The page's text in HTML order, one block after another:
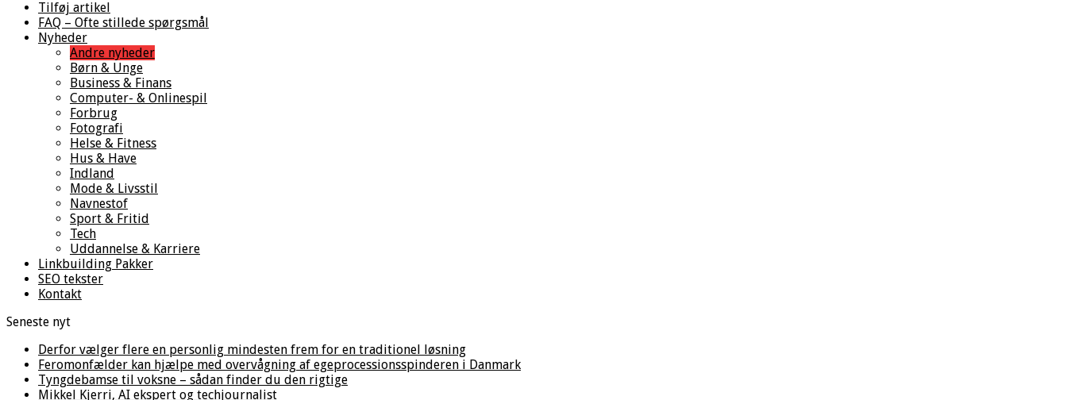
Tilføj artikel
FAQ – Ofte stillede spørgsmål
Nyheder
Andre nyheder
Børn & Unge
Business & Finans
Computer- & Onlinespil
Forbrug
Fotografi
Helse & Fitness
Hus & Have
Indland
Mode & Livsstil
Navnestof
Sport & Fritid
Tech
Uddannelse & Karriere
Linkbuilding Pakker
SEO tekster
Kontakt
Seneste nyt
Derfor vælger flere en personlig mindesten frem for en traditionel løsning
Feromonfælder kan hjælpe med overvågning af egeprocessionsspinderen i Danmark
Tyngdebamse til voksne – sådan finder du den rigtige
Mikkel Kjerri, AI ekspert og techjournalist